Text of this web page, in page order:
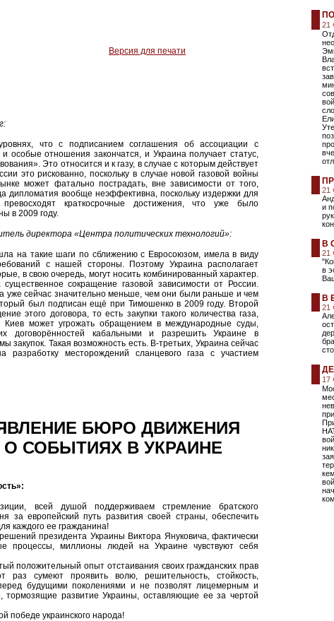
Версия для печати
что с подписанием соглашения об ассоциации с
особые отношения закончатся, и Украина получает статус,
Это относится и к газу, в случае с которым действует
это рискованно, поскольку в случае новой газовой войны
может фатально пострадать, вне зависимости от того,
дипломатия вообще неэффективна, поскольку издержки для
краткосрочные достижения, что уже было
в 2009 году.
директора «Центра политических технологий»:
на такие шаги по сближению с Евросоюзом, имела в виду
с нашей стороны. Поэтому Украина располагает
в свою очередь, могут носить комбинированный характер.
существенное сокращение газовой зависимости от России.
уже сейчас значительно меньше, чем они были раньше и чем
был подписан ещё при Тимошенко в 2009 году. Второй
этого договора, то есть закупки такого количества газа,
Киев может угрожать обращением в международные суды,
договорённостей кабальными и разрешить Украине в
закупок. Такая возможность есть. В-третьих, Украина сейчас
разработку месторождений сланцевого газа с участием
БЮРО ДВИЖЕНИЯ
СОБЫТИЯХ В УКРАИНЕ
всей душой поддерживаем стремление братского
за европейский путь развития своей страны, обеспечить
каждого ее гражданина!
президента Украины Виктора Януковича, фактически
процессы, миллионы людей на Украине чувствуют себя
положительный опыт отстаивания своих гражданских прав
сумеют проявить волю, решительность, стойкость,
перед будущими поколениями и не позволят лицемерным и
развитие Украины, оставляющие ее за чертой
победе украинского народа!
21
21
и
В
21
в
В
21
17